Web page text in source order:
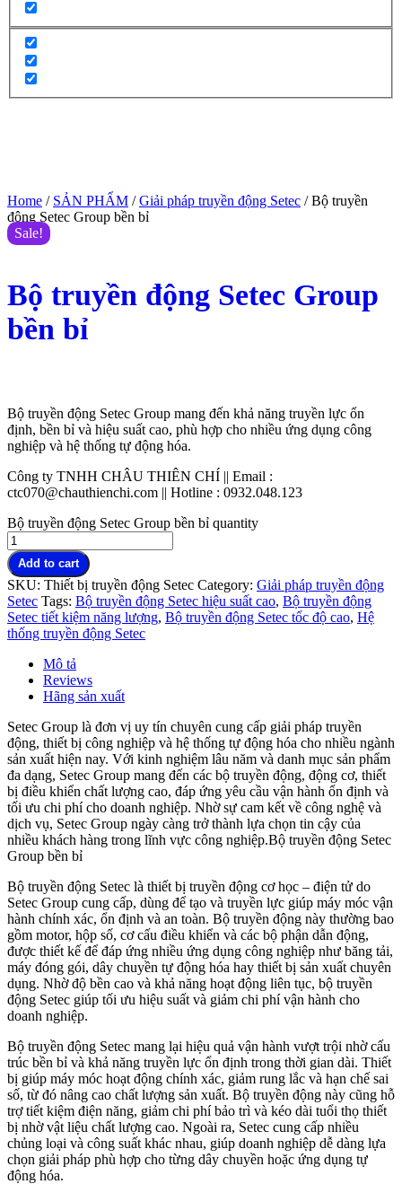
Home / SẢN PHẨM /Giải pháp truyền động Setec / Bộ truyền
động Setec Group bền bỉ
Sale!
Bộ truyền động Setec Group
bền bỉ
Bộ truyền động Setec Group mang đến khả năng truyền lực ổn
định, bền bỉ và hiệu suất cao, phù hợp cho nhiều ứng dụng công
nghiệp và hệ thống tự động hóa.
Công ty TNHH CHÂU THIÊN CHÍ || Email :
ctc070@chauthienchi.com || Hotline : 0932.048.123
Bộ truyền động Setec Group bền bỉ quantity
Add to cart
SKU: Thiết bị truyền động Setec Category: Giải pháp truyền động
Setec Tags: Bộ truyền động Setec hiệu suất cao, Bộ truyền động
Setec tiết kiệm năng lượng, Bộ truyền động Setec tốc độ cao, Hệ
thống truyền động Setec
Mô tả
Reviews
Hãng sản xuất
Setec Group là đơn vị uy tín chuyên cung cấp giải pháp truyền
động, thiết bị công nghiệp và hệ thống tự động hóa cho nhiều ngành
sản xuất hiện nay. Với kinh nghiệm lâu năm và danh mục sản phẩm
đa dạng, Setec Group mang đến các bộ truyền động, động cơ, thiết
bị điều khiển chất lượng cao, đáp ứng yêu cầu vận hành ổn định và
tối ưu chi phí cho doanh nghiệp. Nhờ sự cam kết về công nghệ và
dịch vụ, Setec Group ngày càng trở thành lựa chọn tin cậy của
nhiều khách hàng trong lĩnh vực công nghiệp.Bộ truyền động Setec
Group bền bỉ
Bộ truyền động Setec là thiết bị truyền động cơ học – điện tử do
Setec Group cung cấp, dùng để tạo và truyền lực giúp máy móc vận
hành chính xác, ổn định và an toàn. Bộ truyền động này thường bao
gồm motor, hộp số, cơ cấu điều khiển và các bộ phận dẫn động,
được thiết kế để đáp ứng nhiều ứng dụng công nghiệp như băng tải,
máy đóng gói, dây chuyền tự động hóa hay thiết bị sản xuất chuyên
dụng. Nhờ độ bền cao và khả năng hoạt động liên tục, bộ truyền
động Setec giúp tối ưu hiệu suất và giảm chi phí vận hành cho
doanh nghiệp.
Bộ truyền động Setec mang lại hiệu quả vận hành vượt trội nhờ cấu
trúc bền bỉ và khả năng truyền lực ổn định trong thời gian dài. Thiết
bị giúp máy móc hoạt động chính xác, giảm rung lắc và hạn chế sai
số, từ đó nâng cao chất lượng sản xuất. Bộ truyền động này cũng hỗ
trợ tiết kiệm điện năng, giảm chi phí bảo trì và kéo dài tuổi thọ thiết
bị nhờ vật liệu chất lượng cao. Ngoài ra, Setec cung cấp nhiều
chủng loại và công suất khác nhau, giúp doanh nghiệp dễ dàng lựa
chọn giải pháp phù hợp cho từng dây chuyền hoặc ứng dụng tự
động hóa.